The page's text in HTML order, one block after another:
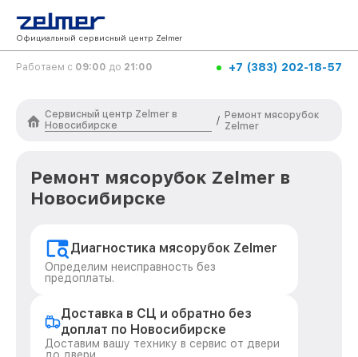
Официальный сервисный центр Zelmer
Работаем с 09:00 до 21:00 +7 (383) 202-18-57
Сервисный центр Zelmer в
Новосибирске
/ Ремонт мясорубок
Zelmer
Ремонт мясорубок Zelmer в
Новосибирске
Диагностика мясорубок Zelmer
Определим неисправность без
предоплаты.
Доставка в СЦ и обратно без
доплат по Новосибирске
Доставим вашу технику в сервис от двери